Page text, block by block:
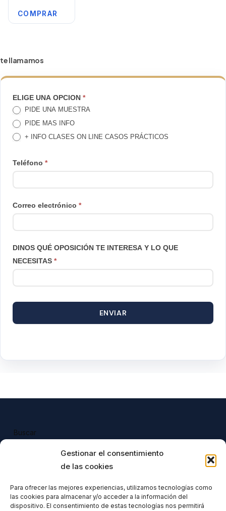
Gestionar el consentimiento
de las cookies
Para ofrecer las mejores experiencias, utilizamos tecnologías como
las cookies para almacenar y/o acceder a la información del
dispositivo. El consentimiento de estas tecnologías nos permitirá
COMPRAR
te llamamos
TE
LLAMAMOS
ELIGE UNA OPCION *
PIDE UNA MUESTRA
PIDE MAS INFO
+ INFO CLASES ON LINE CASOS PRÁCTICOS
Teléfono *
Correo electrónico *
DINOS QUÉ OPOSICIÓN TE INTERESA Y LO QUE
NECESITAS *
ENVIAR
Buscar
Todos nuestros productos tienen